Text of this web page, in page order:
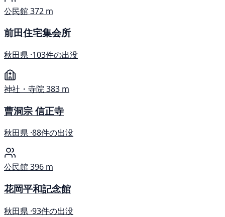
公民館372 m
前田住宅集会所
秋田県 ·103件の出没
神社・寺院383 m
曹洞宗 信正寺
秋田県 ·88件の出没
公民館396 m
花岡平和記念館
秋田県 ·93件の出没